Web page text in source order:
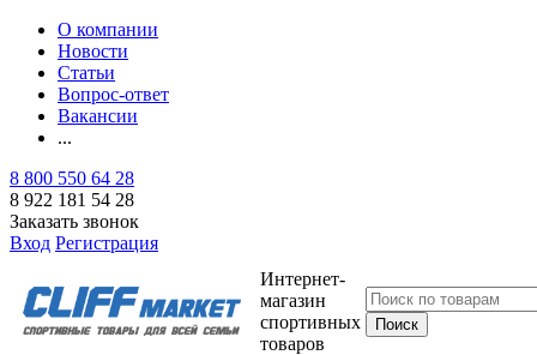
О компании
Новости
Статьи
Вопрос-ответ
Вакансии
...
8 800 550 64 28
8 922 181 54 28
Заказать звонок
Вход Регистрация
Интернет-
магазин
спортивных
товаров